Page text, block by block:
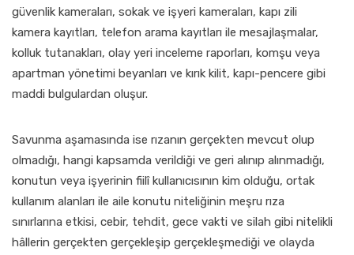
güvenlik kameraları, sokak ve işyeri kameraları, kapı zili
kamera kayıtları, telefon arama kayıtları ile mesajlaşmalar,
kolluk tutanakları, olay yeri inceleme raporları, komşu veya
apartman yönetimi beyanları ve kırık kilit, kapı-pencere gibi
maddi bulgulardan oluşur.
Savunma aşamasında ise rızanın gerçekten mevcut olup
olmadığı, hangi kapsamda verildiği ve geri alınıp alınmadığı,
konutun veya işyerinin fiilî kullanıcısının kim olduğu, ortak
kullanım alanları ile aile konutu niteliğinin meşru rıza
sınırlarına etkisi, cebir, tehdit, gece vakti ve silah gibi nitelikli
hâllerin gerçekten gerçekleşip gerçekleşmediği ve olayda